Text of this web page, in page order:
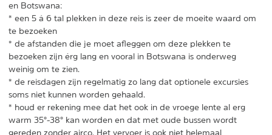
en Botswana:
* een 5 á 6 tal plekken in deze reis is zeer de moeite waard om
te bezoeken
* de afstanden die je moet afleggen om deze plekken te
bezoeken zijn érg lang en vooral in Botswana is onderweg
weinig om te zien.
* de reisdagen zijn regelmatig zo lang dat optionele excursies
soms niet kunnen worden gehaald.
* houd er rekening mee dat het ook in de vroege lente al erg
warm 35°-38° kan worden en dat met oude bussen wordt
gereden zonder airco. Het vervoer is ook niet helemaal